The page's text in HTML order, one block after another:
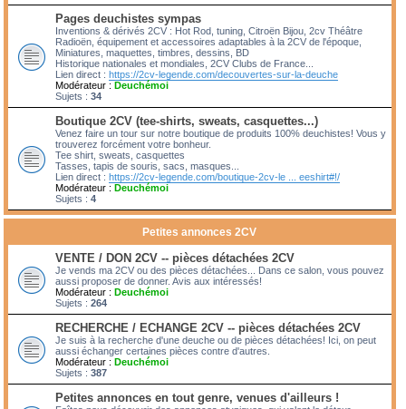
Pages deuchistes sympas
Inventions & dérivés 2CV : Hot Rod, tuning, Citroën Bijou, 2cv Théâtre
Radioën, équipement et accessoires adaptables à la 2CV de l'époque,
Miniatures, maquettes, timbres, dessins, BD
Historique nationales et mondiales, 2CV Clubs de France...
Lien direct : https://2cv-legende.com/decouvertes-sur-la-deuche
Modérateur : Deuchémoi
Sujets : 34
Boutique 2CV (tee-shirts, sweats, casquettes...)
Venez faire un tour sur notre boutique de produits 100% deuchistes! Vous y
trouverez forcément votre bonheur.
Tee shirt, sweats, casquettes
Tasses, tapis de souris, sacs, masques...
Lien direct : https://2cv-legende.com/boutique-2cv-le ... eeshirt#!/
Modérateur : Deuchémoi
Sujets : 4
Petites annonces 2CV
VENTE / DON 2CV -- pièces détachées 2CV
Je vends ma 2CV ou des pièces détachées... Dans ce salon, vous pouvez
aussi proposer de donner. Avis aux intéressés!
Modérateur : Deuchémoi
Sujets : 264
RECHERCHE / ECHANGE 2CV -- pièces détachées 2CV
Je suis à la recherche d'une deuche ou de pièces détachées! Ici, on peut
aussi échanger certaines pièces contre d'autres.
Modérateur : Deuchémoi
Sujets : 387
Petites annonces en tout genre, venues d'ailleurs !